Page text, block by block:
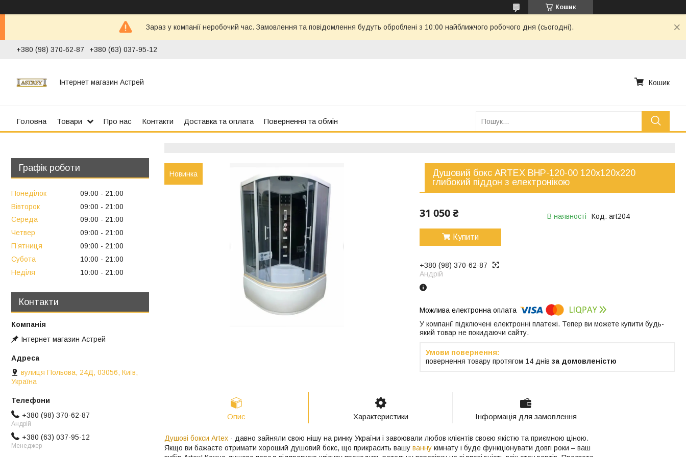
Кошик
Зараз у компанії неробочий час. Замовлення та повідомлення будуть оброблені з 10:00 найближчого робочого дня (сьогодні).
+380 (98) 370-62-87 +380 (63) 037-95-12
Інтернет магазин Астрей Кошик
Головна Товари Про нас Контакти Доставка та оплата Повернення та обмін
Новинка
Душовий бокс ARTEX BHP-120-00 120x120x220
глибокий піддон з електронікою
31 050 ₴ В наявності Код: art204
Купити
+380 (98) 370-62-87
Андрій
У компанії підключені електронні платежі. Тепер ви можете купити будь-
який товар не покидаючи сайту.
повернення товару протягом 14 днів за домовленістю
Опис Характеристики Інформація для замовлення
Душові бокси Artex - давно зайняли свою нішу на ринку України і завоювали любов клієнтів своєю якістю та приємною ціною.
Якщо ви бажаєте отримати хороший душовий бокс, що прикрасить вашу ванну кімнату і буде функціонувати довгі роки – ваш
Графік роботи
Понеділок 09:00
21:00
Вівторок
09:00
21:00
Середа
09:00
21:00
Четвер
09:00
21:00
Пʼятниця
09:00
21:00
Субота
10:00
21:00
Неділя
10:00 21:00
Контакти
Інтернет магазин Астрей
вулиця Польова, 24Д, 03056, Київ,
Україна
+380 (98) 370-62-87
Андрій
+380 (63) 037-95-12
Менеджер